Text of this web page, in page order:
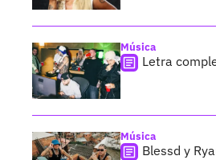
Música
Letra
Música
Blessd y